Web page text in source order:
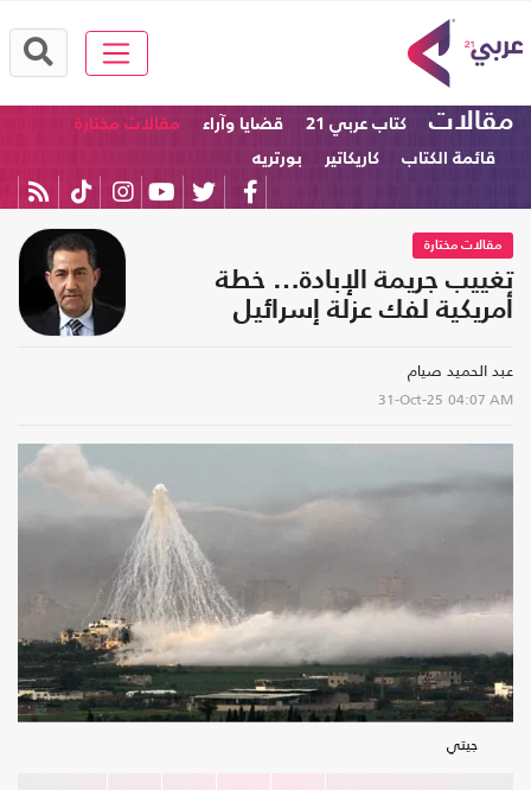
مقالات كتاب عربي 21 قضايا وآراء
مقالات مختارة
قائمة الكتاب
كاريكاتير بورتريه
مقالات مختارة
تغييب جريمة الإبادة… خطة
أمريكية لفك عزلة إسرائيل
عبد الحميد صيام
31-Oct-25 04:07 AM
جيتي